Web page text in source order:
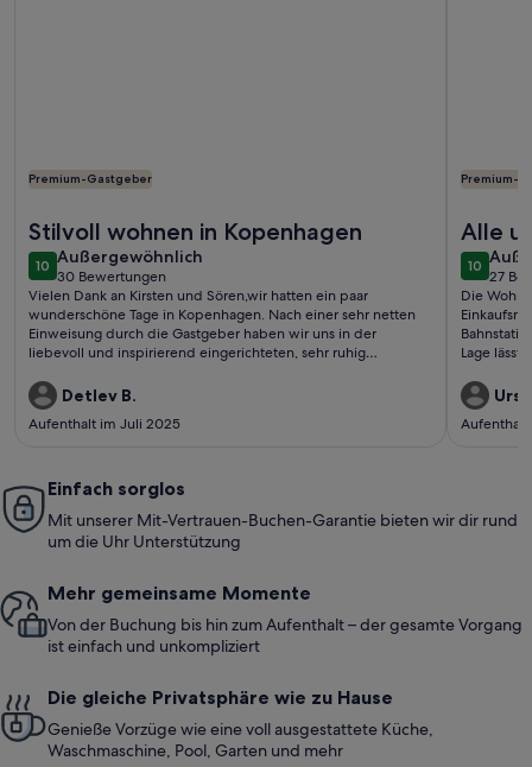
Premium-Gastgeber
Stilvoll wohnen in Kopenhagen
1010 von 10
Außergewöhnlich
außergewöhnlich
30 Bewertungen
(30
bewertungen)
Vielen Dank an Kirsten und Sören,wir hatten ein paar
wunderschöne Tage in Kopenhagen. Nach einer sehr netten
Einweisung durch die Gastgeber haben wir uns in der
liebevoll und inspirierend eingerichteten, sehr ruhig
wieder!Detlev und Eike
Detlev B.
Aufenthalt im Juli 2025
Premium-
Alle
erfüllt
1010 von
27
(27
Die
Lage lässt
zufrieden.
Einfach sorglos
Mit unserer Mit-Vertrauen-Buchen-Garantie bieten wir dir rund
um die Uhr Unterstützung
Mehr gemeinsame Momente
Von der Buchung bis hin zum Aufenthalt – der gesamte Vorgang
ist einfach und unkompliziert
Die gleiche Privatsphäre wie zu Hause
Genieße Vorzüge wie eine voll ausgestattete Küche,
Waschmaschine, Pool, Garten und mehr